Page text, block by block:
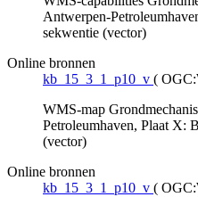
Antwerpen-
sekwentie (vector)
Online bronnen
kb_15_3_1_p10_v (
WMS-map
Petroleumhaven, Plaat X:
(vector)
Online bronnen
kb_15_3_1_p10_v (